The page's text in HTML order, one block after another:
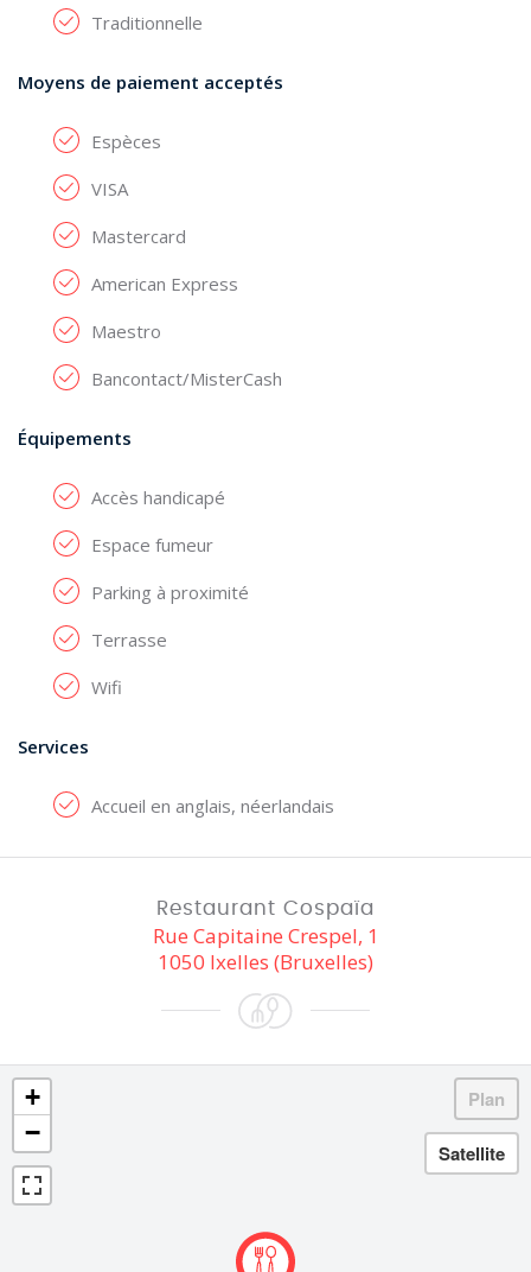
Traditionnelle
Moyens de paiement acceptés
Espèces
VISA
Mastercard
American Express
Maestro
Bancontact/MisterCash
Équipements
Accès handicapé
Espace fumeur
Parking à proximité
Terrasse
Wifi
Services
Accueil en anglais, néerlandais
Restaurant Cospaïa
Rue Capitaine Crespel, 1
1050 Ixelles (Bruxelles)
+
−